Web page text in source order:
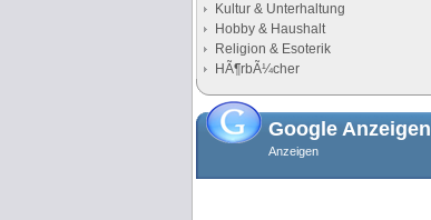
Kultur & Unterhaltung
Hobby & Haushalt
Religion & Esoterik
HÃ¶rbÃ¼cher
Google Anzeigen
Anzeigen